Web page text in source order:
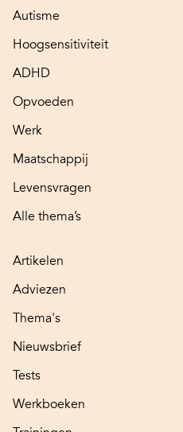
Autisme
Hoogsensitiviteit
ADHD
Opvoeden
Werk
Maatschappij
Levensvragen
Alle thema’s
Artikelen
Adviezen
Thema's
Nieuwsbrief
Tests
Werkboeken